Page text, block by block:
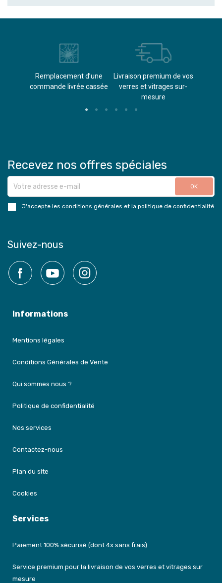
Remplacement d’une
commande livrée cassée​
Livraison premium de vos
verres et vitrages sur-
mesure
Recevez nos offres spéciales
J'accepte les conditions générales et la politique de confidentialité
Suivez-nous
Facebook YouTube
Informations
Mentions légales
Conditions Générales de Vente
Qui sommes nous ?
Politique de confidentialité
Nos services
Contactez-nous
Plan du site
Cookies
Services
Paiement 100% sécurisé (dont 4x sans frais)
Service premium pour la livraison de vos verres et vitrages sur
mesure